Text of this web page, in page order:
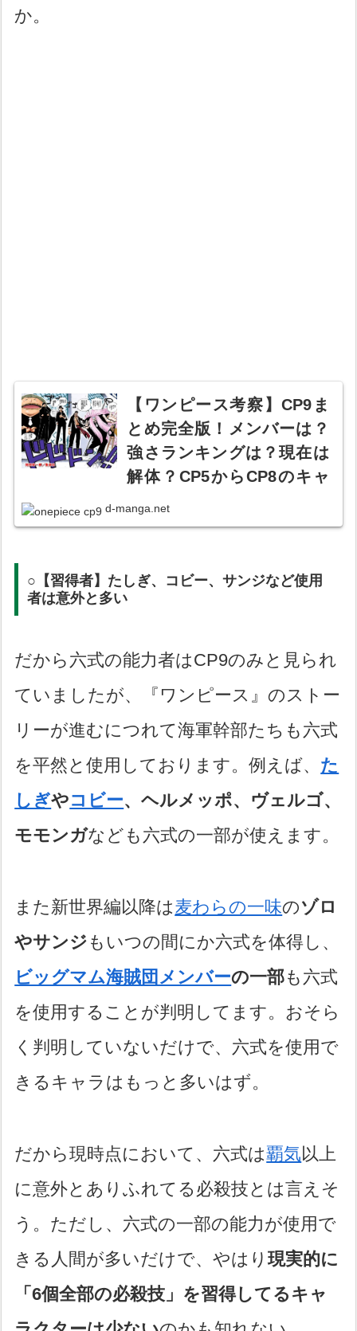
か。
【ワンピース考察】CP9ま
とめ完全版！メンバーは？
強さランキングは？現在は
解体？CP5からCP8のキャ
カク,スパンダム,ジャブラ,
リ,フクロウ,フーズフー】
【セントポプラのその後】
d-manga.net
○【習得者】たしぎ、コビー、サンジなど使用
者は意外と多い
だから六式の能力者はCP9のみと見られ
ていましたが、『ワンピース』のストー
リーが進むにつれて海軍幹部たちも六式
を平然と使用しております。例えば、 た
しぎやコビー、ヘルメッポ、ヴェルゴ、
モモンガなども六式の一部が使えます。
また新世界編以降は麦わらの一味のゾロ
やサンジ もいつの間にか六式を体得し、
ビッグマム海賊団メンバーの一部も六式
を使用することが判明してます。おそら
く判明していないだけで、六式を使用で
きるキャラはもっと多いはず。
だから現時点において、六式は覇気以上
に意外とありふれてる必殺技とは言えそ
う。ただし、六式の一部の能力が使用で
きる人間が多いだけで、やはり現実的に
「6個全部の必殺技」を習得してるキャ